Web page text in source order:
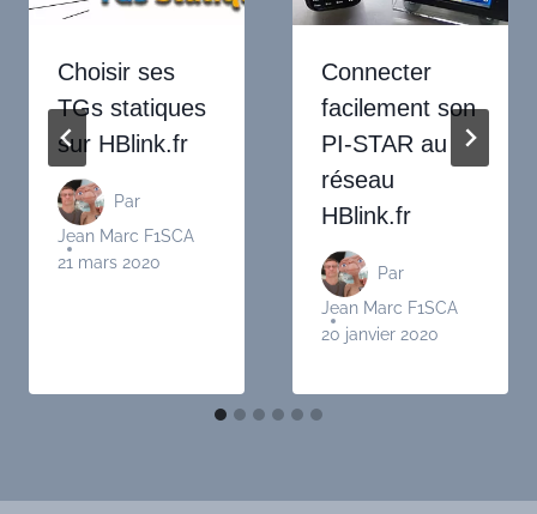
Choisir ses
TGs statiques
sur HBlink.fr
Par
Jean Marc F1SCA
21 mars 2020
Connecter
facilement son
PI-STAR au
réseau
HBlink.fr
Par
Jean Marc F1SCA
20 janvier 2020